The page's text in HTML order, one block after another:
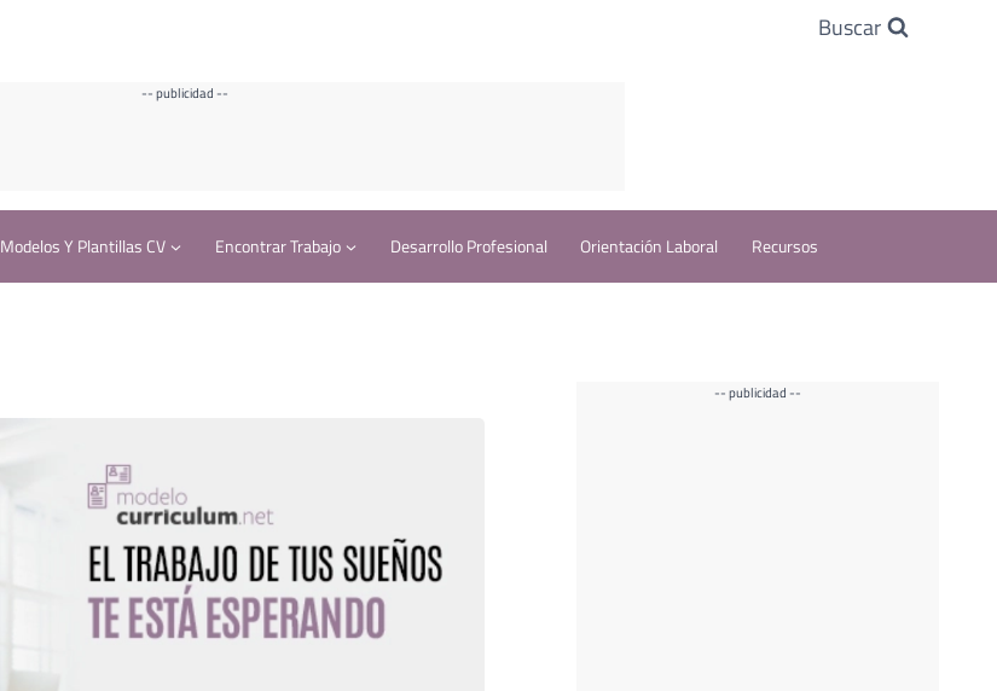
Buscar
-- publicidad --
Modelos Y Plantillas CV Encontrar Trabajo Desarrollo Profesional Orientación Laboral Recursos
-- publicidad --